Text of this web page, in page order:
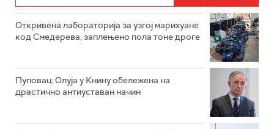
Откривена лабораторија за узгој марихуане
код Смедерева, заплењено пола тоне дроге
Пуповац: Олуја у Книну обележена на
драстично антиуставан начин